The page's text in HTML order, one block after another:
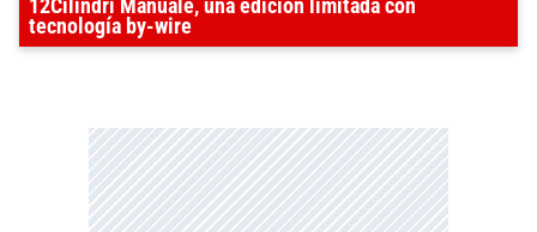
12Cilindri Manuale, una edición limitada con
tecnología by-wire